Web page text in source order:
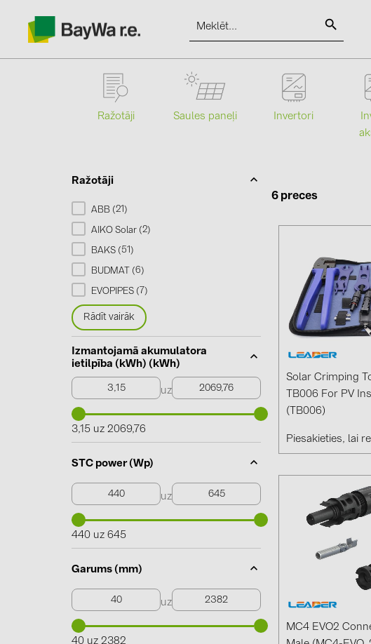
SOLAR-
Informācija
Ražotāji Saules paneļi Invertori
Ražotāji
ABB (21 )
AIKO Solar (2)
BAKS (51 )
BUDMAT (6)
EVOPIPES ( 7)
Rādīt vairāk
Izmantojamā akumulatora
ietilpība (kWh) (kWh)
uz
3,15 uz 2069,76
STC power (Wp)
uz
440 uz 645
Garums (mm)
uz
40 uz 2382
6 preces
Solar Crimping
TB006 For PV
(TB006)
Piesakieties, lai
MC4 EVO2